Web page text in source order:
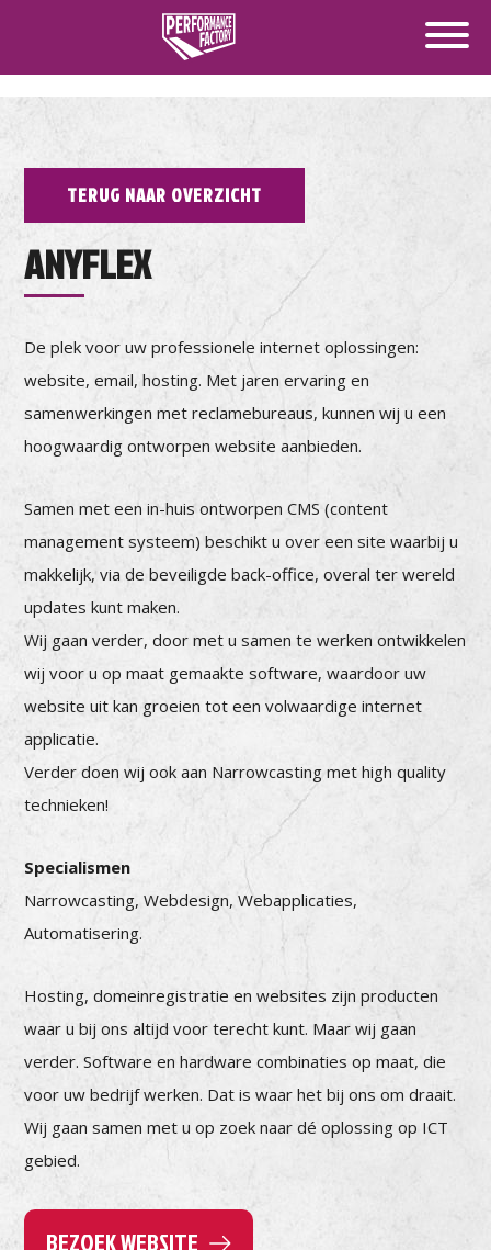
TERUG NAAR OVERZICHT
ANYFLEX
De plek voor uw professionele internet oplossingen:
website, email, hosting. Met jaren ervaring en
samenwerkingen met reclamebureaus, kunnen wij u een
hoogwaardig ontworpen website aanbieden.
Samen met een in-huis ontworpen CMS (content
management systeem) beschikt u over een site waarbij u
makkelijk, via de beveiligde back-office, overal ter wereld
updates kunt maken.
Wij gaan verder, door met u samen te werken ontwikkelen
wij voor u op maat gemaakte software, waardoor uw
website uit kan groeien tot een volwaardige internet
applicatie.
Verder doen wij ook aan Narrowcasting met high quality
technieken!
Specialismen
Narrowcasting, Webdesign, Webapplicaties,
Automatisering.
Hosting, domeinregistratie en websites zijn producten
waar u bij ons altijd voor terecht kunt. Maar wij gaan
verder. Software en hardware combinaties op maat, die
voor uw bedrijf werken. Dat is waar het bij ons om draait.
Wij gaan samen met u op zoek naar dé oplossing op ICT
gebied.
BEZOEK WEBSITE